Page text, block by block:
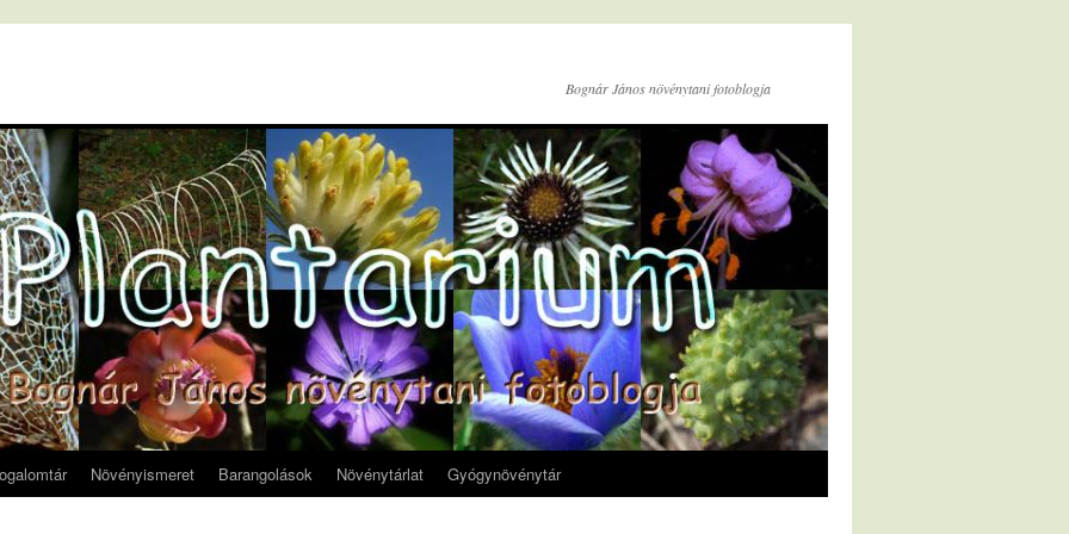
Bognár János növénytani fotoblogja
Növényismeret Barangolások Növénytárlat Gyógynövénytár